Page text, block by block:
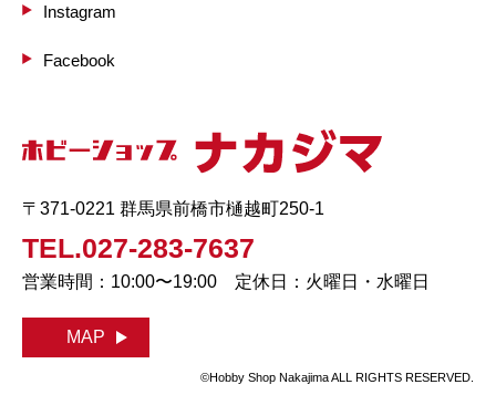
Instagram
Facebook
〒371-0221 群馬県前橋市樋越町250-1
TEL.027-283-7637
営業時間：10:00〜19:00 定休日：火曜日・水曜日
MAP
©Hobby Shop Nakajima ALL RIGHTS RESERVED.